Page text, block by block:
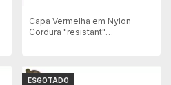
Capa Vermelha em Nylon
Cordura "resistant"
ESGOTADO